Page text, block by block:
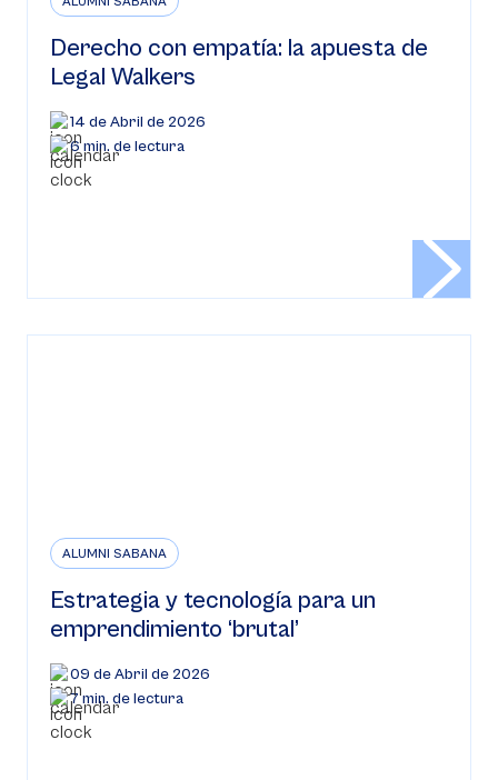
Derecho con empatía: la apuesta de
Legal Walkers
14 de Abril de 2026
6 min. de lectura
ALUMNI SABANA
Estrategia y tecnología para un
emprendimiento ‘brutal’
09 de Abril de 2026
7 min. de lectura